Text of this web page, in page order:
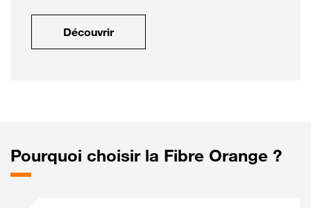
Découvrir
Pourquoi choisir la Fibre Orange ?